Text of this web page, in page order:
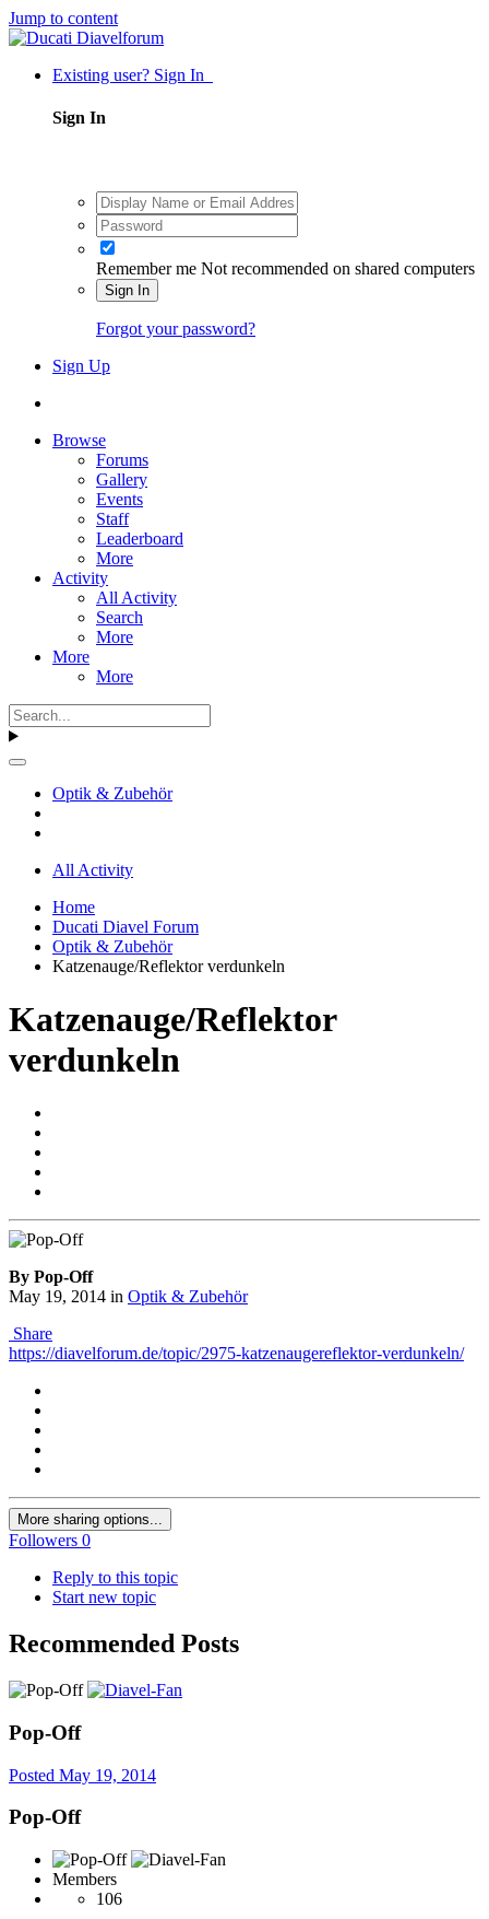
Jump to content
Existing user? Sign In
Sign In
Remember me Not recommended on shared computers
Sign In
Forgot your password?
Sign Up
Browse
Forums
Gallery
Events
Staff
Leaderboard
More
Activity
All Activity
Search
More
More
More
Optik & Zubehör
All Activity
Home
Ducati Diavel Forum
Optik & Zubehör
Katzenauge/Reflektor verdunkeln
Katzenauge/Reflektor
verdunkeln
By Pop-Off
May 19, 2014 in Optik & Zubehör
Share
https://diavelforum.de/topic/2975-katzenaugereflektor-verdunkeln/
More sharing options...
Followers 0
Reply to this topic
Start new topic
Recommended Posts
Pop-Off
Posted May 19, 2014
Pop-Off
Members
106